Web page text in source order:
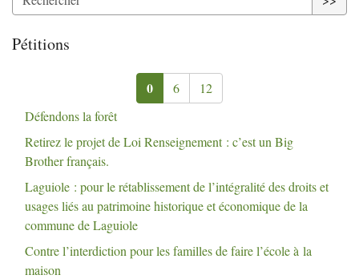
Pétitions
0 6
12
Défendons la forêt
Retirez le projet de Loi Renseignement : c’est un Big
Brother français.
Laguiole : pour le rétablissement de l’intégralité des droits et
usages liés au patrimoine historique et économique de la
commune de Laguiole
Contre l’interdiction pour les familles de faire l’école à la
maison